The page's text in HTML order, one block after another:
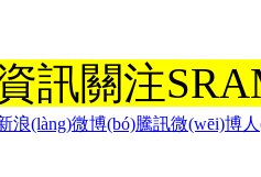
資訊關注
浪(làng)微博(bó)騰訊微(wēi)博